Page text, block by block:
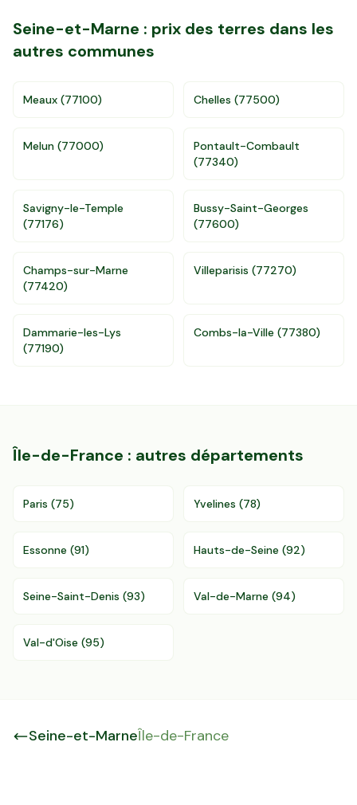
Seine-et-Marne : prix des terres dans les
autres communes
Meaux (77100) Chelles (77500)
Melun (77000)
Pontault-Combault
(77340)
Savigny-le-Temple
(77176)
Bussy-Saint-Georges
(77600)
Champs-sur-Marne
(77420)
Villeparisis (77270)
Dammarie-les-Lys
(77190)
Combs-la-Ville (77380)
Île-de-France : autres départements
Paris (75) Yvelines (78)
Essonne (91) Hauts-de-Seine (92)
Seine-Saint-Denis (93) Val-de-Marne (94)
Val-d'Oise (95)
Seine-et-MarneÎle-de-France
96 departements